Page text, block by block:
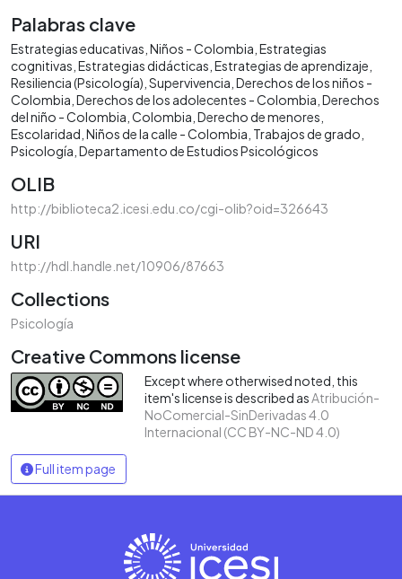
Palabras clave
Estrategias educativas Niños - Colombia Estrategias
cognitivas Estrategias didácticas Estrategias de aprendizaje
Resiliencia (Psicología) Supervivencia Derechos de los niños -
Colombia Derechos de los adolecentes - Colombia Derechos
del niño - Colombia Colombia Derecho de menores
Escolaridad Niños de la calle - Colombia Trabajos de grado
Psicología Departamento de Estudios Psicológicos
OLIB
http://biblioteca2.icesi.edu.co/cgi-olib?oid=326643
URI
http://hdl.handle.net/10906/87663
Collections
Psicología
Creative Commons license
Except where otherwised noted, this
item's license is described asAtribución-
NoComercial-SinDerivadas 4.0
Internacional (CC BY-NC-ND 4.0)
Full item page